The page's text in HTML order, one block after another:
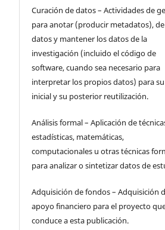
Curación de datos – Actividades de
para anotar (producir metadatos),
datos y mantener los datos de la
investigación (incluido el código de
software, cuando sea necesario para
interpretar los propios datos) para
inicial y su posterior reutilización.
Análisis formal – Aplicación de
estadísticas, matemáticas,
computacionales u otras técnicas
para analizar o sintetizar datos de
Adquisición de fondos – Adquisición
apoyo financiero para el proyecto
conduce a esta publicación.